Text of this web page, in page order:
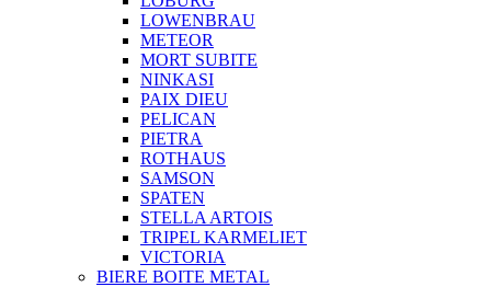
LOWENBRAU
METEOR
MORT SUBITE
NINKASI
PAIX DIEU
PELICAN
PIETRA
ROTHAUS
SAMSON
SPATEN
STELLA ARTOIS
TRIPEL KARMELIET
VICTORIA
BIERE BOITE METAL